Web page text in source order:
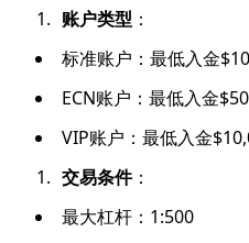
账户类型 ：
标准账户：最低入金
ECN账户：最低入金
VIP账户：最低入金
交易条件：
最大杠杆：1:500